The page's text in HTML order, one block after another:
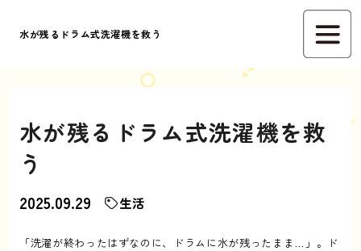
水が残るドラム式洗濯機を救う
水が残るドラム式洗濯機を救
う
2025.09.29 生活
「洗濯が終わったはずなのに、ドラムに水が残ったまま…」。ド